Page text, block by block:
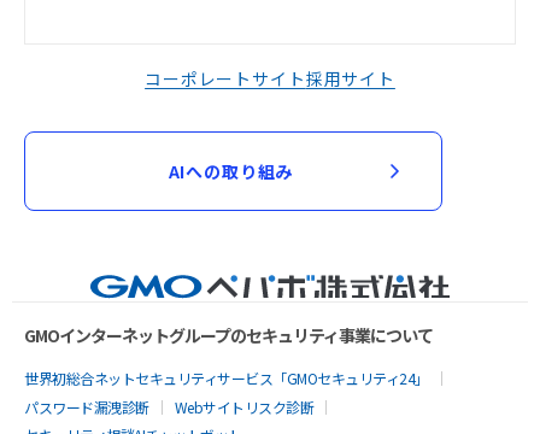
コーポレートサイト採用サイト
AIへの取り組み
GMOインターネットグループのセキュリティ事業について
世界初総合ネットセキュリティサービス「GMOセキュリティ24」
パスワード漏洩診断
Webサイトリスク診断